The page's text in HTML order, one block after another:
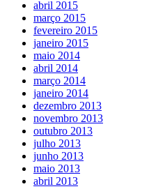
abril 2015
março 2015
fevereiro 2015
janeiro 2015
maio 2014
abril 2014
março 2014
janeiro 2014
dezembro 2013
novembro 2013
outubro 2013
julho 2013
junho 2013
maio 2013
abril 2013